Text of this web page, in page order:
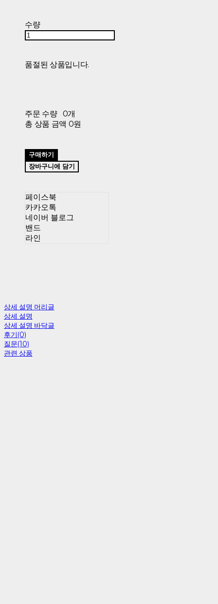
수량
품절된 상품입니다.
주문 수량
0개
총 상품 금액 0원
구매하기
장바구니에 담기
페이스북
카카오톡
네이버 블로그
밴드
라인
상세 설명 머리글
상세 설명
상세 설명 바닥글
후기(0)
질문(10)
관련 상품